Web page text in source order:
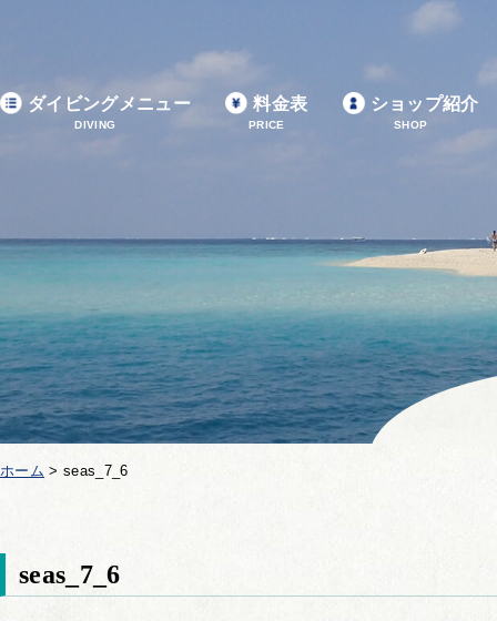
ダイビングメニュー
DIVING
料金表
PRICE
ショップ紹介
SHOP
ホーム > seas_7_6
seas_7_6